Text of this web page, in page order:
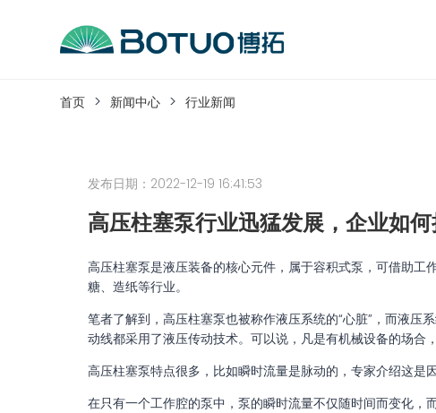
客户服务
如果您遇到任何疑问，可以通过以下方式联系我们
工作日热线电话：
0576-82338802
首页 新闻中心 行业新闻
发布日期：2022-12-19 16:41:53
高压柱塞泵行业迅猛发展，企业如
高压柱塞泵是液压装备的核心元件，属于容积式泵，可借助
糖、造纸等行业。
笔者了解到，高压柱塞泵也被称作液压系统的“心脏”，而液
动线都采用了液压传动技术。可以说，凡是有机械设备的场合
高压柱塞泵特点很多，比如瞬时流量是脉动的，专家介绍这是
在只有一个工作腔的泵中，泵的瞬时流量不仅随时间而变化，